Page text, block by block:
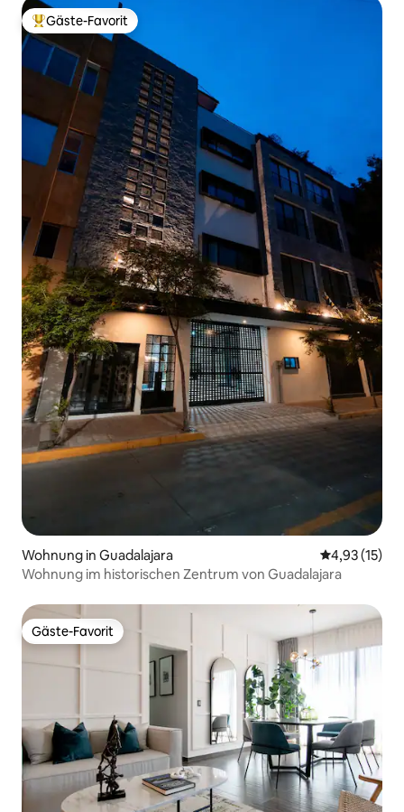
Beliebter Gäste-Favorit.
Gäste-Favorit
Wohnung in Guadalajara
4,93 (15)
Wohnung im historischen Zentrum von Guadalajara
Gäste-Favorit
Gäste-Favorit